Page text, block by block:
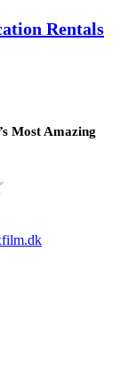
Rentals
Most Amazing